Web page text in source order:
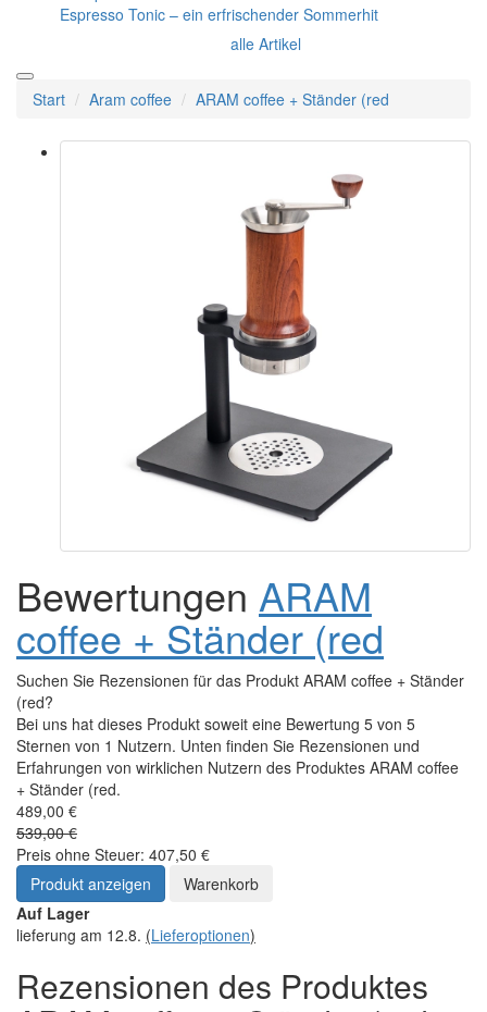
Espresso Tonic – ein erfrischender Sommerhit
alle Artikel
Start Aram coffee ARAM coffee + Ständer (red
Bewertungen ARAM
coffee + Ständer (red
Suchen Sie Rezensionen für das Produkt ARAM coffee + Ständer
(red?
Bei uns hat dieses Produkt soweit eine Bewertung 5 von 5
Sternen von 1 Nutzern. Unten finden Sie Rezensionen und
Erfahrungen von wirklichen Nutzern des Produktes ARAM coffee
+ Ständer (red.
489,00 €
539,00 €
Preis ohne Steuer: 407,50 €
Produkt anzeigen
Warenkorb
Auf Lager
lieferung am 12.8. (Lieferoptionen)
Rezensionen des Produktes